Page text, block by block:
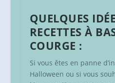
QUELQUES
RECETTES À
COURGE :
Si vous êtes en panne
Halloween ou si vous